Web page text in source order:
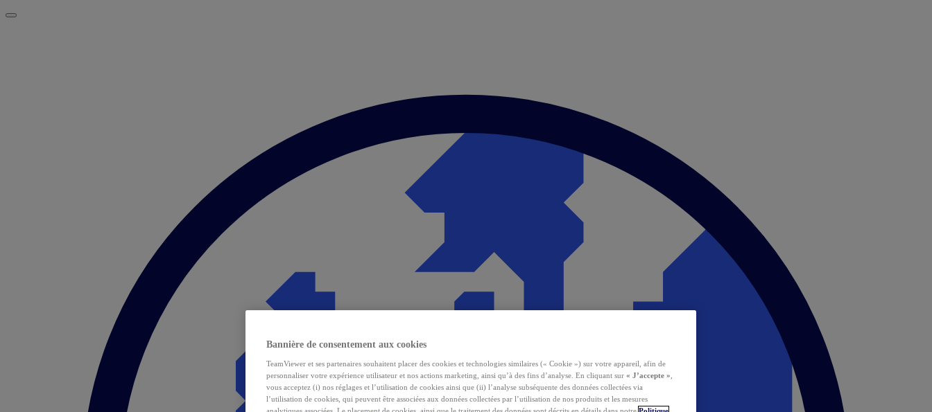
Bannière de consentement aux cookies
TeamViewer et ses partenaires souhaitent placer des cookies et technologies similaires (« Cookie ») sur votre appareil, afin de
personnaliser votre expérience utilisateur et nos actions marketing, ainsi qu’à des fins d’analyse. En cliquant sur « J’accepte »
vous acceptez (i) nos réglages et l’utilisation de cookies ainsi que (ii) l’analyse subséquente des données collectées via
l’utilisation de cookies, qui peuvent être associées aux données collectées par l’utilisation de nos produits et les mesures